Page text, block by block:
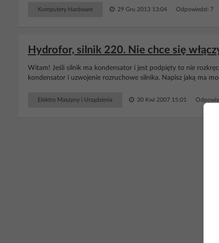
Komputery Hardware 29 Gru 2013 13:04 Odpowiedzi: 7
Hydrofor, silnik 220. Nie chce się
Witam! Jeśli silnik ma kondensator i jest podpięty to nie
kondensator i uzwojenie rozruchowe silnika. Napisz jaką ma
Elektro Maszyny i Urządzenia 30 Kwi 2007 15:01